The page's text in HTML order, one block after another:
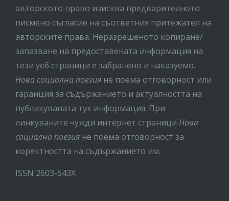
авторското право изисква предварителното
писмено съгласие на съответния притежател на
авторските права. Неразрешеното копиране/
запазване на предоставената информация на
тези уеб страници е забранено и наказуемо.
Нова социална поезия не поема отговорност или
гаранция за съдържанието и актуалността на
публикуваната тук информация. При
линкуваните чужди интернет страници Нова
социална поезия не поема отговорност за
коректността на съдържанието им.
ISSN 2603-543X